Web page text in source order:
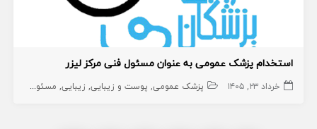
استخدام پزشک عمومی به عنوان مسئول فنی مرکز لیزر
خرداد ۲۳, ۱۴۰۵ پزشک عمومی پوست و زیبایی زیبایی مسئول فنی